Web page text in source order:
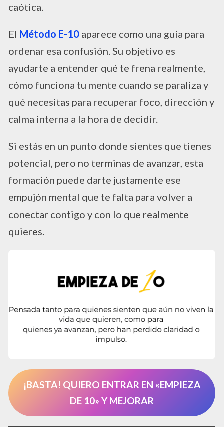
caótica.
El Método E-10 aparece como una guía para
ordenar esa confusión. Su objetivo es
ayudarte a entender qué te frena realmente,
cómo funciona tu mente cuando se paraliza y
qué necesitas para recuperar foco, dirección y
calma interna a la hora de decidir.
Si estás en un punto donde sientes que tienes
potencial, pero no terminas de avanzar, esta
formación puede darte justamente ese
empujón mental que te falta para volver a
conectar contigo y con lo que realmente
quieres.
¡BASTA! QUIERO ENTRAR EN «EMPIEZA
DE 10» Y MEJORAR